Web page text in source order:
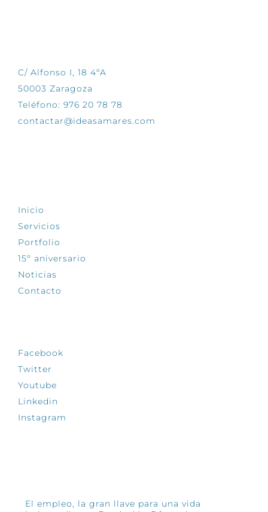
C/ Alfonso I, 18 4ºA
50003 Zaragoza
Teléfono: 976 20 78 78
contactar@ideasamares.com
Inicio
Servicios
Portfolio
15º aniversario
Noticias
Contacto
Facebook
Twitter
Youtube
Linkedin
Instagram
El empleo, la gran llave para una vida